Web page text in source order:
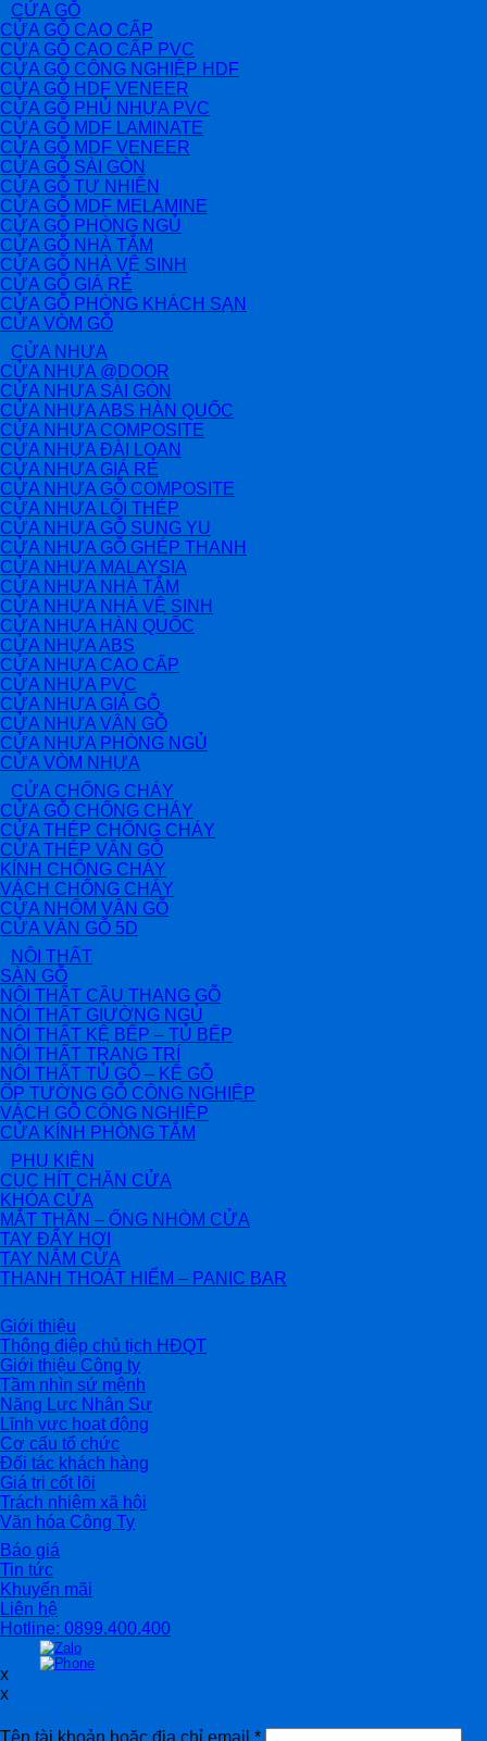
CỬA GỖ
CỬA GỖ CAO CẤP
CỬA GỖ CAO CẤP PVC
CỬA GỖ CÔNG NGHIỆP HDF
CỬA GỖ HDF VENEER
CỬA GỖ PHỦ NHỰA PVC
CỬA GỖ MDF LAMINATE
CỬA GỖ MDF VENEER
CỬA GỖ SÀI GÒN
CỬA GỖ TỰ NHIÊN
CỬA GỖ MDF MELAMINE
CỬA GỖ PHÒNG NGỦ
CỬA GỖ NHÀ TẮM
CỬA GỖ NHÀ VỆ SINH
CỬA GỖ GIÁ RẺ
CỬA GỖ PHÒNG KHÁCH SẠN
CỬA VÒM GỖ
CỬA NHỰA
CỬA NHỰA @DOOR
CỬA NHỰA SÀI GÒN
CỬA NHỰA ABS HÀN QUỐC
CỬA NHỰA COMPOSITE
CỬA NHỰA ĐÀI LOAN
CỬA NHỰA GIÁ RẺ
CỬA NHỰA GỖ COMPOSITE
CỬA NHỰA LÕI THÉP
CỬA NHỰA GỖ SUNG YU
CỬA NHỰA GỖ GHÉP THANH
CỬA NHỰA MALAYSIA
CỬA NHỰA NHÀ TẮM
CỬA NHỰA NHÀ VỆ SINH
CỬA NHỰA HÀN QUỐC
CỬA NHỰA ABS
CỬA NHỰA CAO CẤP
CỬA NHỰA PVC
CỬA NHỰA GIẢ GỖ
CỬA NHỰA VÂN GỖ
CỬA NHỰA PHÒNG NGỦ
CỬA VÒM NHỰA
CỬA CHỐNG CHÁY
CỬA GỖ CHỐNG CHÁY
CỬA THÉP CHỐNG CHÁY
CỬA THÉP VÂN GỖ
KÍNH CHỐNG CHÁY
VÁCH CHỐNG CHÁY
CỬA NHÔM VÂN GỖ
CỬA VÂN GỖ 5D
NỘI THẤT
SÀN GỖ
NỘI THẤT CẦU THANG GỖ
NỘI THẤT GIƯỜNG NGỦ
NỘI THẤT KỆ BẾP – TỦ BẾP
NỘI THẤT TRANG TRÍ
NỘI THẤT TỦ GỖ – KỆ GỖ
ỐP TƯỜNG GỖ CÔNG NGHIỆP
VÁCH GỖ CÔNG NGHIỆP
CỬA KÍNH PHÒNG TẮM
PHỤ KIỆN
CỤC HÍT CHẶN CỬA
KHÓA CỬA
MẮT THẦN – ỐNG NHÒM CỬA
TAY ĐẨY HƠI
TAY NẮM CỬA
THANH THOÁT HIỂM – PANIC BAR
Giới thiệu
Thông điệp chủ tịch HĐQT
Giới thiệu Công ty
Tầm nhìn sứ mệnh
Năng Lực Nhân Sự
Lĩnh vực hoạt động
Cơ cấu tổ chức
Đối tác khách hàng
Giá trị cốt lõi
Trách nhiệm xã hội
Văn hóa Công Ty
Báo giá
Tin tức
Khuyến mãi
Liên hệ
Hotline: 0899.400.400
x
x
Tên tài khoản hoặc địa chỉ email *